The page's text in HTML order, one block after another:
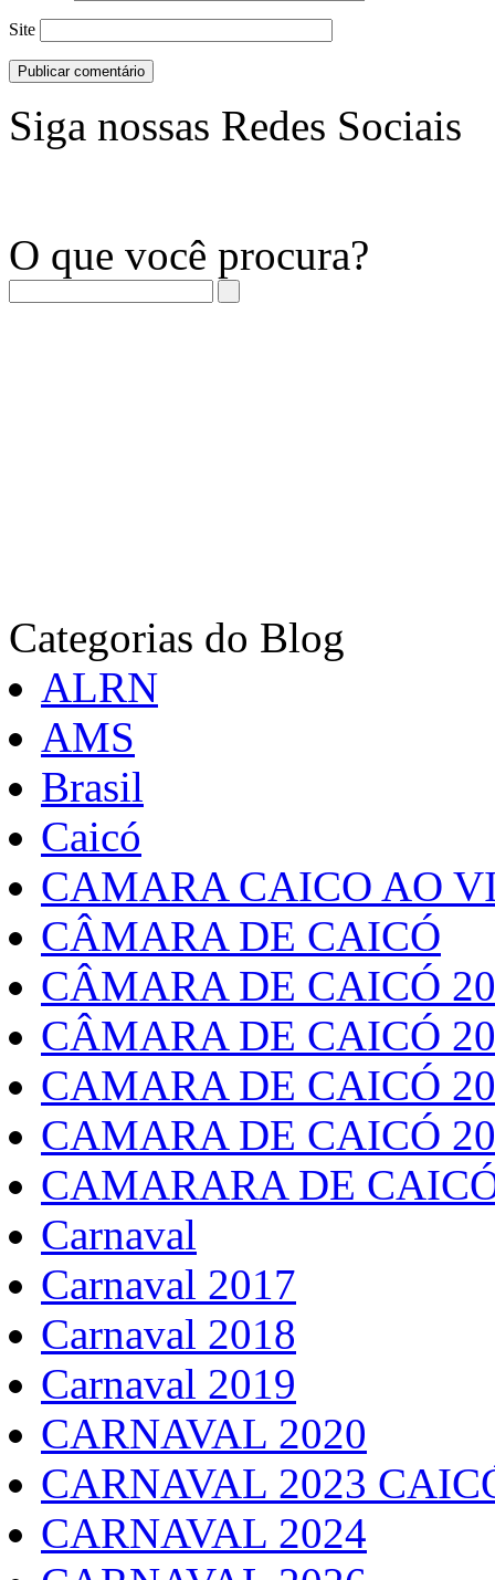
Site
Siga nossas Redes Sociais
O que você procura?
Categorias do Blog
ALRN
AMS
Brasil
Caicó
CAMARA CAICO AO
CÂMARA DE CAICÓ
CÂMARA DE CAICÓ
CÂMARA DE CAICÓ
CAMARA DE CAICÓ
CAMARA DE CAICÓ
CAMARARA DE
Carnaval
Carnaval 2017
Carnaval 2018
Carnaval 2019
CARNAVAL 2020
CARNAVAL 2023
CARNAVAL 2024